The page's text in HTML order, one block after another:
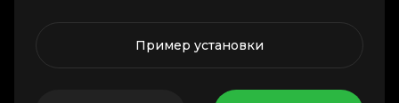
Пример установки